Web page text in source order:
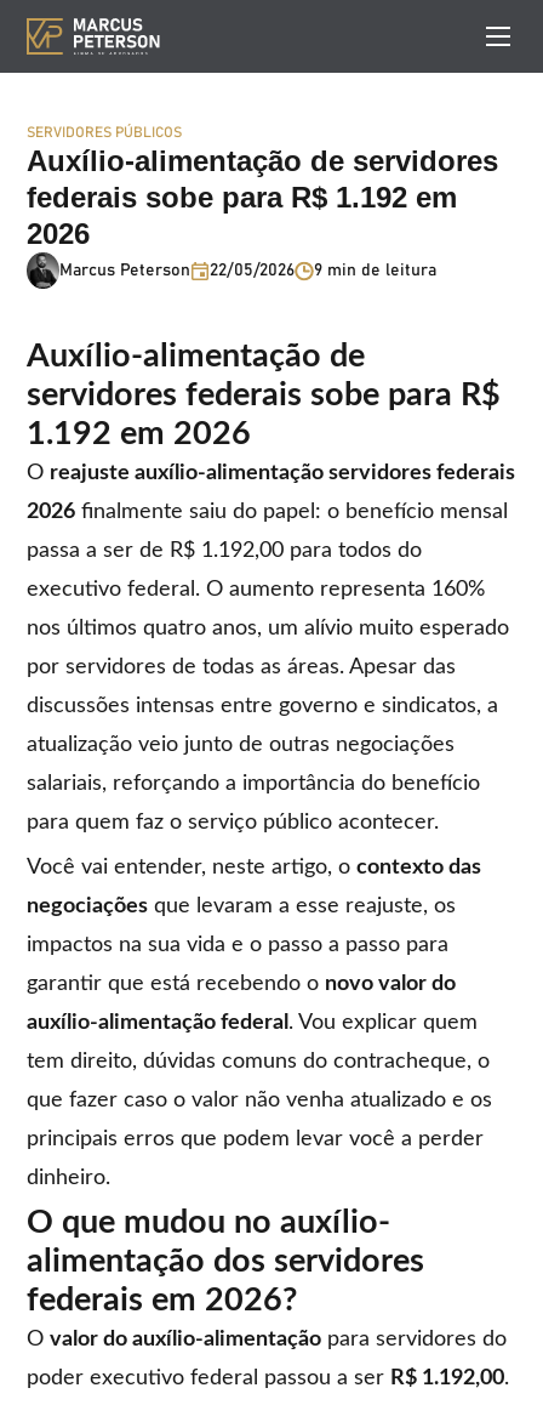
SERVIDORES PÚBLICOS
Auxílio-alimentação de servidores
federais sobe para R$ 1.192 em
2026
Marcus Peterson 22/05/2026 9 min de leitura
Auxílio-alimentação de
servidores federais sobe para R$
1.192 em 2026
O reajuste auxílio-alimentação servidores federais
2026 finalmente saiu do papel: o benefício mensal
passa a ser de R$ 1.192,00 para todos do
executivo federal. O aumento representa 160%
nos últimos quatro anos, um alívio muito esperado
por servidores de todas as áreas. Apesar das
discussões intensas entre governo e sindicatos, a
atualização veio junto de outras negociações
salariais, reforçando a importância do benefício
para quem faz o serviço público acontecer.
Você vai entender, neste artigo, ocontexto das
negociações que levaram a esse reajuste, os
impactos na sua vida e o passo a passo para
garantir que está recebendo o novo valor do
auxílio-alimentação federal . Vou explicar quem
tem direito, dúvidas comuns do contracheque, o
que fazer caso o valor não venha atualizado e os
principais erros que podem levar você a perder
dinheiro.
O que mudou no auxílio-
alimentação dos servidores
federais em 2026?
Ovalor do auxílio-alimentação para servidores do
poder executivo federal passou a ser R$ 1.192,00.